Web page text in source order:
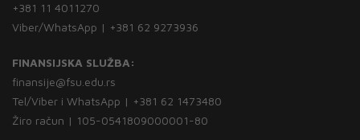
+381 11 4011270
Viber/WhatsApp | +381 62 9273936
FINANSIJSKA SLUŽBA:
finansije@fsu.edu.rs
Tel/Viber i WhatsApp | +381 62 1473480
Žiro račun | 105-0541809000001-80